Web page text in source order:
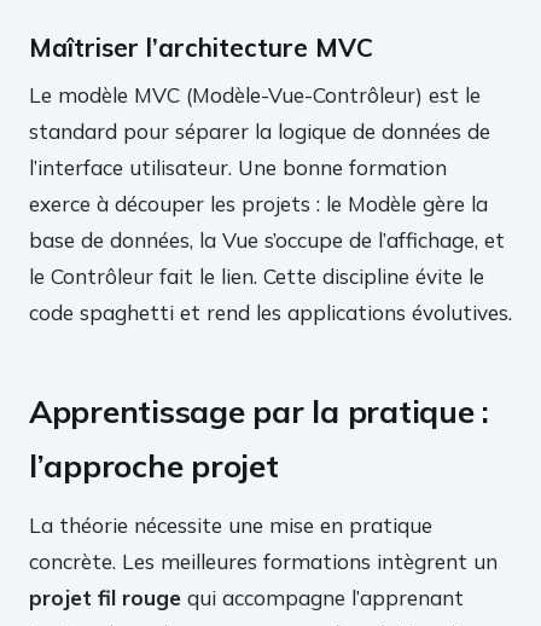
Maîtriser l’architecture MVC
Le modèle MVC (Modèle-Vue-Contrôleur) est le
standard pour séparer la logique de données de
l’interface utilisateur. Une bonne formation
exerce à découper les projets : le Modèle gère la
base de données, la Vue s’occupe de l’affichage, et
le Contrôleur fait le lien. Cette discipline évite le
code spaghetti et rend les applications évolutives.
Apprentissage par la pratique :
l’approche projet
La théorie nécessite une mise en pratique
concrète. Les meilleures formations intègrent un
projet fil rouge qui accompagne l’apprenant